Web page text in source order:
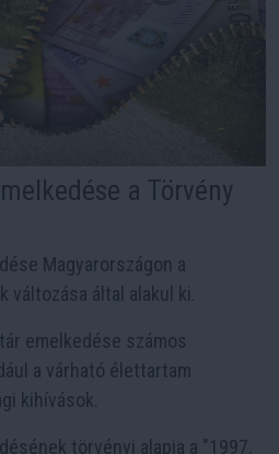
a Törvény
Magyarországon a
által alakul ki.
emelkedése számos
a várható élettartam
kihívások.
törvényi alapja a "1997.